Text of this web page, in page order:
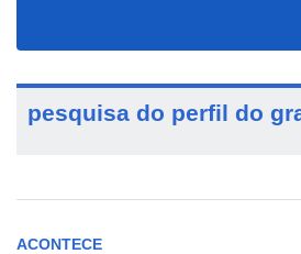
pesquisa do perfil do
ACONTECE